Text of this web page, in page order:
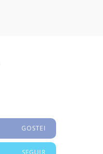
GOSTEI
SEGUIR